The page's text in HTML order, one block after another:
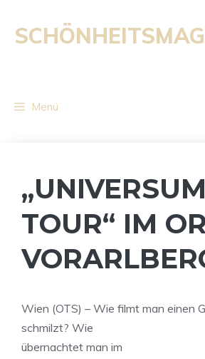
Inhalt
springen
Menü
TOUR“ IM
Wien (OTS) – Wie filmt man einen
schmilzt? Wie
übernachtet man im